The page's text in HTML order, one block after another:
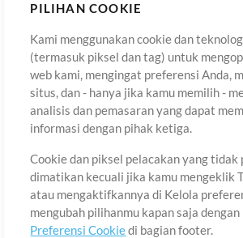
PILIHAN COOKIE
Kami menggunakan cookie dan
(termasuk piksel dan tag) untuk
web kami, mengingat preferensi Anda,
situs, dan - hanya jika kamu memilih -
analisis dan pemasaran yang dapat
informasi dengan pihak ketiga.
Cookie dan piksel pelacakan yang tidak
dimatikan kecuali jika kamu mengeklik
atau mengaktifkannya di Kelola
mengubah pilihanmu kapan saja
Preferensi Cookiedi bagian footer.
DaftarLupa Kata Sandi?
Tentang Ketentuan Penggunaan
©2006-2026 oleh MultiTracks.com LLC.
Undang-Undang.